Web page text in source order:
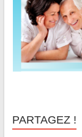
PARTAGEZ !